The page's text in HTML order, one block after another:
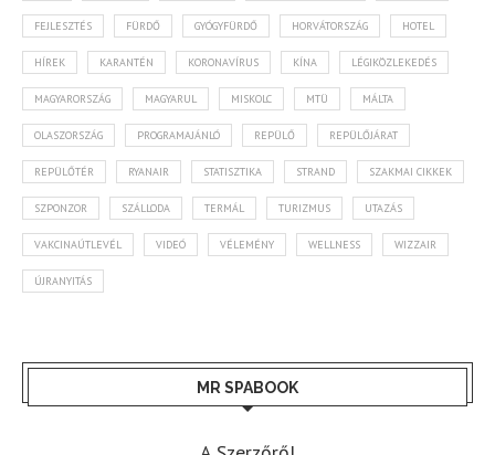
FEJLESZTÉS FÜRDŐ GYÓGYFÜRDŐ HORVÁTORSZÁG HOTEL
HÍREK KARANTÉN KORONAVÍRUS KÍNA LÉGIKÖZLEKEDÉS
MAGYARORSZÁG MAGYARUL MISKOLC MTÜ MÁLTA
OLASZORSZÁG PROGRAMAJÁNLÓ REPÜLŐ REPÜLŐJÁRAT
REPÜLŐTÉR RYANAIR STATISZTIKA STRAND SZAKMAI CIKKEK
SZPONZOR SZÁLLODA TERMÁL TURIZMUS UTAZÁS
VAKCINAÚTLEVÉL VIDEÓ VÉLEMÉNY WELLNESS WIZZAIR
ÚJRANYITÁS
MR SPABOOK